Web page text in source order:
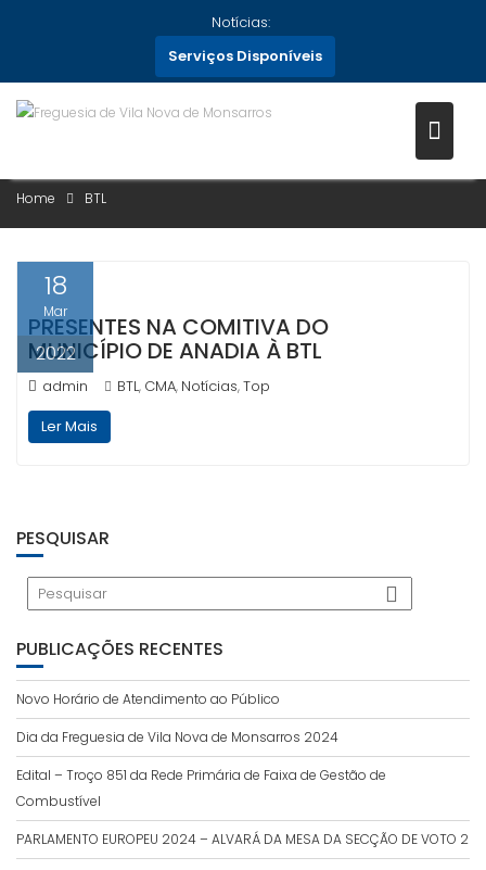
Notícias:
Serviços Disponíveis
Home BTL
18
Mar
2022
PRESENTES NA COMITIVA DO
MUNICÍPIO DE ANADIA À BTL
admin BTL, CMA, Notícias,Top
Ler Mais
PESQUISAR
PUBLICAÇÕES RECENTES
Novo Horário de Atendimento ao Público
Dia da Freguesia de Vila Nova de Monsarros 2024
Edital – Troço 851 da Rede Primária de Faixa de Gestão de
Combustível
PARLAMENTO EUROPEU 2024 – ALVARÁ DA MESA DA SECÇÃO DE VOTO 2